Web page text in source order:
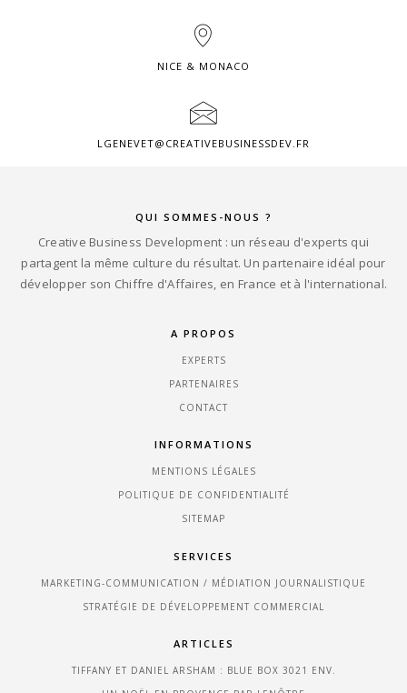
NICE & MONACO
LGENEVET@CREATIVEBUSINESSDEV.FR
QUI SOMMES-NOUS ?
Creative Business Development : un réseau d'experts qui
partagent la même culture du résultat. Un partenaire idéal pour
développer son Chiffre d'Affaires, en France et à l'international.
A PROPOS
EXPERTS
PARTENAIRES
CONTACT
INFORMATIONS
MENTIONS LÉGALES
POLITIQUE DE CONFIDENTIALITÉ
SITEMAP
SERVICES
MARKETING-COMMUNICATION / MÉDIATION JOURNALISTIQUE
STRATÉGIE DE DÉVELOPPEMENT COMMERCIAL
ARTICLES
TIFFANY ET DANIEL ARSHAM : BLUE BOX 3021 ENV.